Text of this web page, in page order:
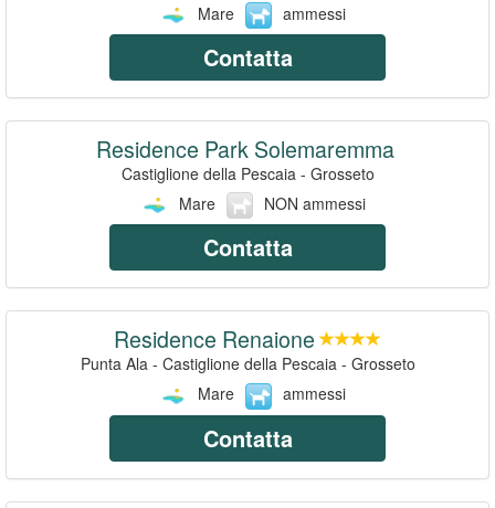
Mare
ammessi
Contatta
Residence Park Solemaremma
Castiglione della Pescaia - Grosseto
Mare
NON ammessi
Contatta
Residence Renaione
Punta Ala - Castiglione della Pescaia - Grosseto
Mare
ammessi
Contatta